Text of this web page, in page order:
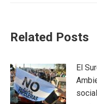
Related Posts
El